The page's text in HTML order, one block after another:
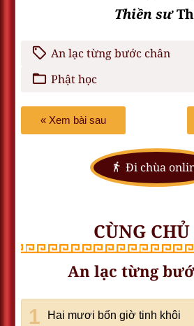
Thiền sư
An lạc từng bước chân
Phật học
« Xem bài sau
Đi chùa
CÙNG
An lạc từng
Hai mươi bốn giờ tinh khôi